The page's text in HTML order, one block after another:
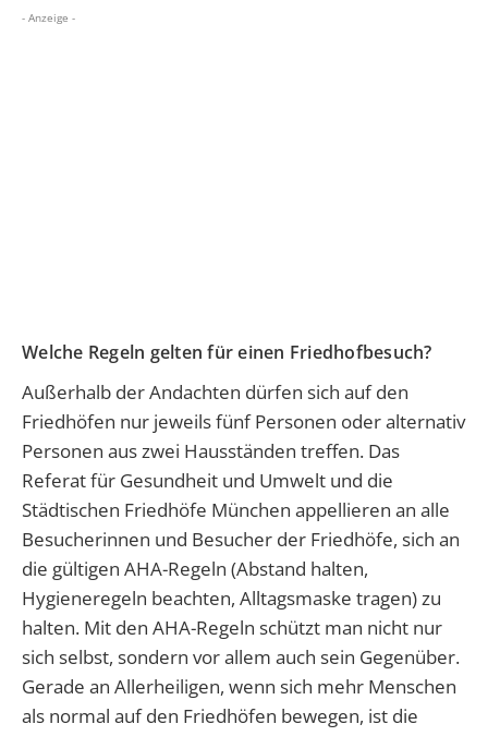
- Anzeige -
Welche Regeln gelten für einen Friedhofbesuch?
Außerhalb der Andachten dürfen sich auf den
Friedhöfen nur jeweils fünf Personen oder alternativ
Personen aus zwei Hausständen treffen. Das
Referat für Gesundheit und Umwelt und die
Städtischen Friedhöfe München appellieren an alle
Besucherinnen und Besucher der Friedhöfe, sich an
die gültigen AHA-Regeln (Abstand halten,
Hygieneregeln beachten, Alltagsmaske tragen) zu
halten. Mit den AHA-Regeln schützt man nicht nur
sich selbst, sondern vor allem auch sein Gegenüber.
Gerade an Allerheiligen, wenn sich mehr Menschen
als normal auf den Friedhöfen bewegen, ist die